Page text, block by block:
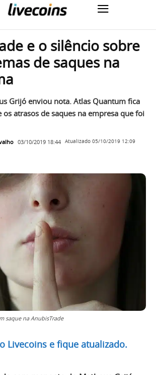
e o silêncio sobre
de saques na
Grijó enviou nota. Atlas Quantum fica
atrasos de saques na empresa que foi
03/10/2019 18:44 Atualizado 05/10/2019 12:09
saque na AnubisTrade
Livecoins e fique atualizado.